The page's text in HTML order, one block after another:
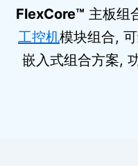
FlexCore™ 主板组
工控机模块组合,
嵌入式组合方案,